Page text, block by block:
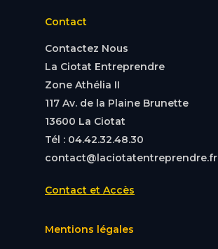
Contact
Contactez Nous
La Ciotat Entreprendre
Zone Athélia II
117 Av. de la Plaine Brunette
13600 La Ciotat
Tél : 04.42.32.48.30
contact@laciotatentreprendre.fr
Contact et Accès
Mentions légales